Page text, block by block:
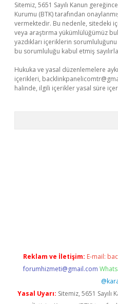
Sitemiz, 5651 Sayılı Kanun
Kurumu (BTK) tarafından
vermektedir. Bu nedenle, sitedeki
veya araştırma yükümlülüğümüz
yazdıkları içeriklerin
bu sorumluluğu kabul etmiş
Hukuka ve yasal düzenlemelere
içerikleri,
halinde, ilgili içerikler yasal süre
Reklam ve İletişim: E-mail:
forumhizmeti@gmail.com
Yasal Uyarı: Sitemiz, 5651